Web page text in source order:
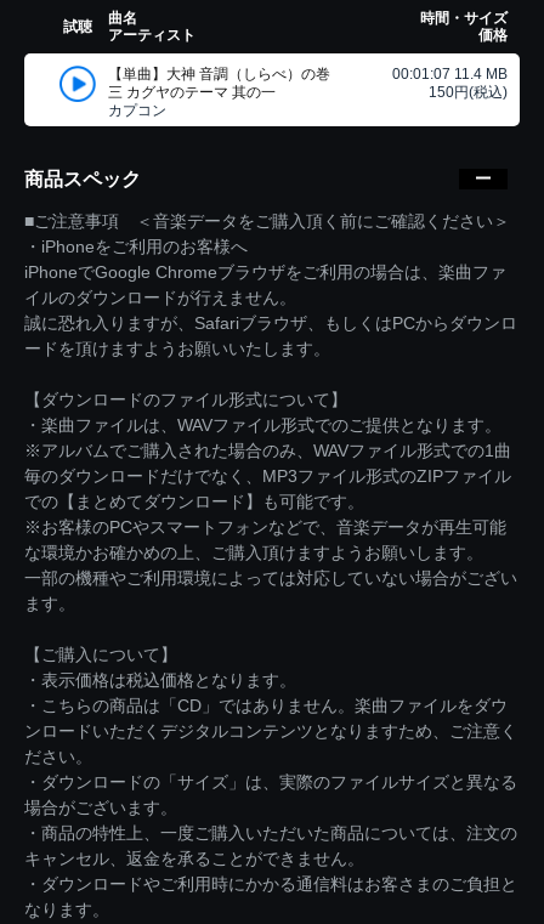
試聴
曲名
アーティスト
時間・サイズ
価格
【単曲】大神 音調（しらべ）の巻
三 カグヤのテーマ 其の一
カプコン
00:01:07 11.4 MB
150円(税込)
商品スペック
■ご注意事項 ＜音楽データをご購入頂く前にご確認ください＞
・iPhoneをご利用のお客様へ
iPhoneでGoogle Chromeブラウザをご利用の場合は、楽曲ファ
イルのダウンロードが行えません。
誠に恐れ入りますが、Safariブラウザ、もしくはPCからダウンロ
ードを頂けますようお願いいたします。
【ダウンロードのファイル形式について】
・楽曲ファイルは、WAVファイル形式でのご提供となります。
※アルバムでご購入された場合のみ、WAVファイル形式での1曲
毎のダウンロードだけでなく、MP3ファイル形式のZIPファイル
での【まとめてダウンロード】も可能です。
※お客様のPCやスマートフォンなどで、音楽データが再生可能
な環境かお確かめの上、ご購入頂けますようお願いします。
一部の機種やご利用環境によっては対応していない場合がござい
ます。
【ご購入について】
・表示価格は税込価格となります。
・こちらの商品は「CD」ではありません。楽曲ファイルをダウ
ンロードいただくデジタルコンテンツとなりますため、ご注意く
ださい。
・ダウンロードの「サイズ」は、実際のファイルサイズと異なる
場合がございます。
・商品の特性上、一度ご購入いただいた商品については、注文の
キャンセル、返金を承ることができません。
・ダウンロードやご利用時にかかる通信料はお客さまのご負担と
なります。